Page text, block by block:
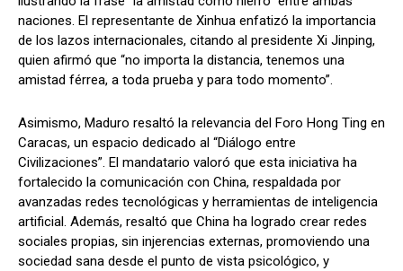
naciones. El representante de Xinhua enfatizó la importancia
de los lazos internacionales, citando al presidente Xi Jinping,
quien afirmó que “no importa la distancia, tenemos una
amistad férrea, a toda prueba y para todo momento”.
Asimismo, Maduro resaltó la relevancia del Foro Hong Ting en
Caracas, un espacio dedicado al “Diálogo entre
Civilizaciones”. El mandatario valoró que esta iniciativa ha
fortalecido la comunicación con China, respaldada por
avanzadas redes tecnológicas y herramientas de inteligencia
artificial. Además, resaltó que China ha logrado crear redes
sociales propias, sin injerencias externas, promoviendo una
sociedad sana desde el punto de vista psicológico, y